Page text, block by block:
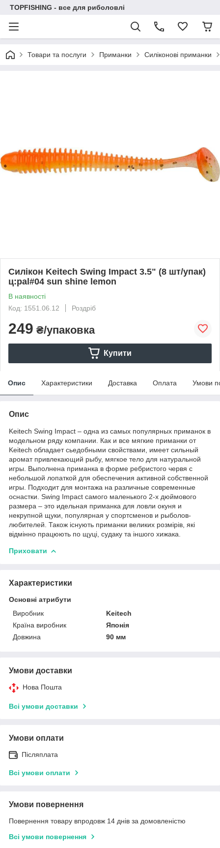
TOPFISHING - все для риболовлі
Товари та послуги Приманки Силіконові приманки
Силікон Keitech Swing Impact 3.5" (8 шт/упак)
ц:pal#04 sun shine lemon
В наявності
Код: 1551.06.12
Роздріб
249 ₴/упаковка
Купити
Опис Характеристики Доставка Оплата Умови
Опис
Keitech Swing Impact – одна из самых популярных приманок в
модельном ряду компании. Как и все мягкие приманки от
Keitech обладает сьедобными свойствами, имеет сильный
аромат привлекающий рыбу, мягкое тело для натуральной
игры. Выполнена приманка в форме ребристого червя с
небольшой лопаткой для обеспечения активной собственной
игры. Подходит для монтажа на различные современные
оснастки. Swing Impact самого маленького 2-х дюймового
размера – это идельная приманка для ловли окуня и
некрупной щуки, популярная у спортсменов и рыболов-
любителей. Також існують приманки великих розмірів, які
відмінно працюють по щуці, судаку та іншого хижака.
Приховати
Характеристики
Основні атрибути
Виробник
Keitech
Країна виробник
Японія
Довжина
90 мм
Умови доставки
Нова Пошта
Всі умови доставки
Умови оплати
Післяплата
Всі умови оплати
Умови повернення
Повернення товару впродовж 14 днів за домовленістю
Всі умови повернення